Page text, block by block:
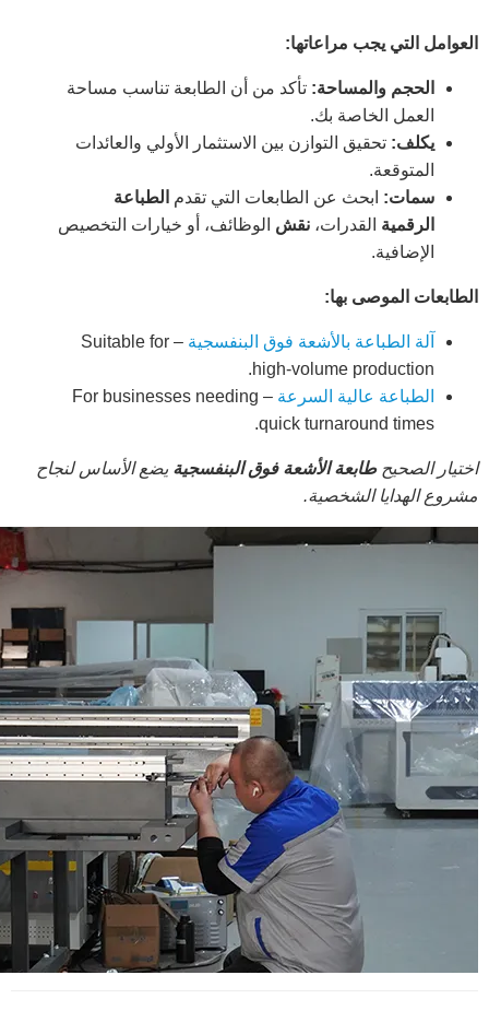
العوامل التي يجب مراعاتها:
الحجم والمساحة: تأكد من أن الطابعة تناسب مساحة
العمل الخاصة بك.
يكلف: تحقيق التوازن بين الاستثمار الأولي والعائدات
المتوقعة.
سمات: ابحث عن الطابعات التي تقدم الطباعة
الرقمية القدرات، نقش الوظائف، أو خيارات التخصيص
الإضافية.
الطابعات الموصى بها:
آلة الطباعة بالأشعة فوق البنفسجية
– Suitable for
high-volume production.
الطباعة عالية السرعة
– For businesses needing
quick turnaround times.
اختيار الصحيحطابعة الأشعة فوق البنفسجية يضع الأساس لنجاح
مشروع الهدايا الشخصية.